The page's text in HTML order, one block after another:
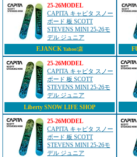
25-26MODEL
CAPITA キャピタ スノー
ボード 板 SCOTT
STEVENS MINI 25-26モ
デル ジュニア
F.JANCKYahoo!店
25-26MODEL
CAPITA キャピタ スノー
ボード 板 SCOTT
STEVENS MINI 25-26モ
デル ジュニア
Liberty SNOW LIFE SHOP
25-26MODEL
CAPITA キャピタ スノー
ボード 板 SCOTT
STEVENS MINI 25-26モ
デル ジュニア